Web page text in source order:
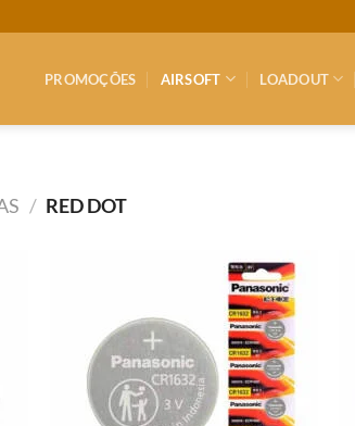
PROMOÇÕES AIRSOFT LOADOUT
/ RED DOT